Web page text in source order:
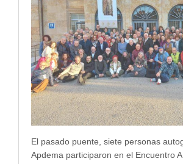
El pasado puente, siete personas
Apdema participaron en el Encuentro